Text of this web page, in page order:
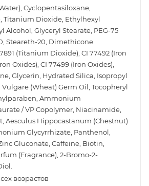
Cyclopentasiloxane,
Titanium Dioxide, Ethylhexyl
Alcohol, Glyceryl Stearate, PEG-75
Steareth-20, Dimethicone
(Titanium Dioxide), CI 77492 (Iron
Oxides), CI 77499 (Iron Oxides),
Glycerin, Hydrated Silica, Isopropyl
(Wheat) Germ Oil, Tocopheryl
Ammonium
/ VP Copolymer, Niacinamide,
Aesculus Hippocastanum (Chestnut)
Glycyrrhizate, Panthenol,
Gluconate, Caffeine, Biotin,
(Fragrance), 2-Bromo-2-
возрастов